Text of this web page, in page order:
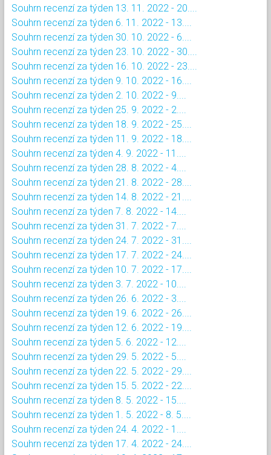
Souhrn recenzí za týden 13. 11. 2022 - 20....
Souhrn recenzí za týden 6. 11. 2022 - 13....
Souhrn recenzí za týden 30. 10. 2022 - 6....
Souhrn recenzí za týden 23. 10. 2022 - 30....
Souhrn recenzí za týden 16. 10. 2022 - 23....
Souhrn recenzí za týden 9. 10. 2022 - 16....
Souhrn recenzí za týden 2. 10. 2022 - 9....
Souhrn recenzí za týden 25. 9. 2022 - 2....
Souhrn recenzí za týden 18. 9. 2022 - 25....
Souhrn recenzí za týden 11. 9. 2022 - 18....
Souhrn recenzí za týden 4. 9. 2022 - 11....
Souhrn recenzí za týden 28. 8. 2022 - 4....
Souhrn recenzí za týden 21. 8. 2022 - 28....
Souhrn recenzí za týden 14. 8. 2022 - 21....
Souhrn recenzí za týden 7. 8. 2022 - 14....
Souhrn recenzí za týden 31. 7. 2022 - 7....
Souhrn recenzí za týden 24. 7. 2022 - 31....
Souhrn recenzí za týden 17. 7. 2022 - 24....
Souhrn recenzí za týden 10. 7. 2022 - 17....
Souhrn recenzí za týden 3. 7. 2022 - 10....
Souhrn recenzí za týden 26. 6. 2022 - 3....
Souhrn recenzí za týden 19. 6. 2022 - 26....
Souhrn recenzí za týden 12. 6. 2022 - 19....
Souhrn recenzí za týden 5. 6. 2022 - 12....
Souhrn recenzí za týden 29. 5. 2022 - 5....
Souhrn recenzí za týden 22. 5. 2022 - 29....
Souhrn recenzí za týden 15. 5. 2022 - 22....
Souhrn recenzí za týden 8. 5. 2022 - 15....
Souhrn recenzí za týden 1. 5. 2022 - 8. 5....
Souhrn recenzí za týden 24. 4. 2022 - 1....
Souhrn recenzí za týden 17. 4. 2022 - 24....